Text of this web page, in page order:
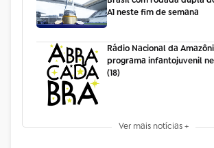
A1 neste fim de semana
Rádio Nacional da
programa infantojuvenil
(18)
Ver mais notícias +